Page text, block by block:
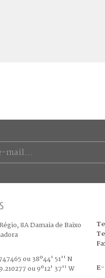
8A Damaia de Baixo
ou 38º44' 51'' N
ou 9º12' 37'' W